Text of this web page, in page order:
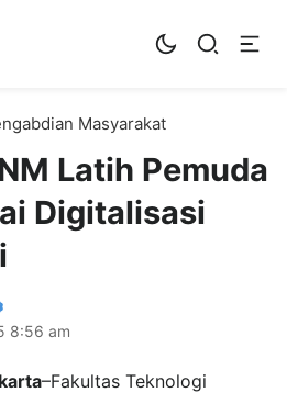
Bisnis
Masyarakat
Latih Pemuda
Digitalisasi
8:56 am
–Fakultas Teknologi